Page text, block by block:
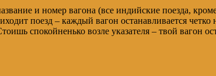
и номер вагона (все индийские поезда,
поезд – каждый вагон останавливается четко
спокойненько возле указателя – твой вагон